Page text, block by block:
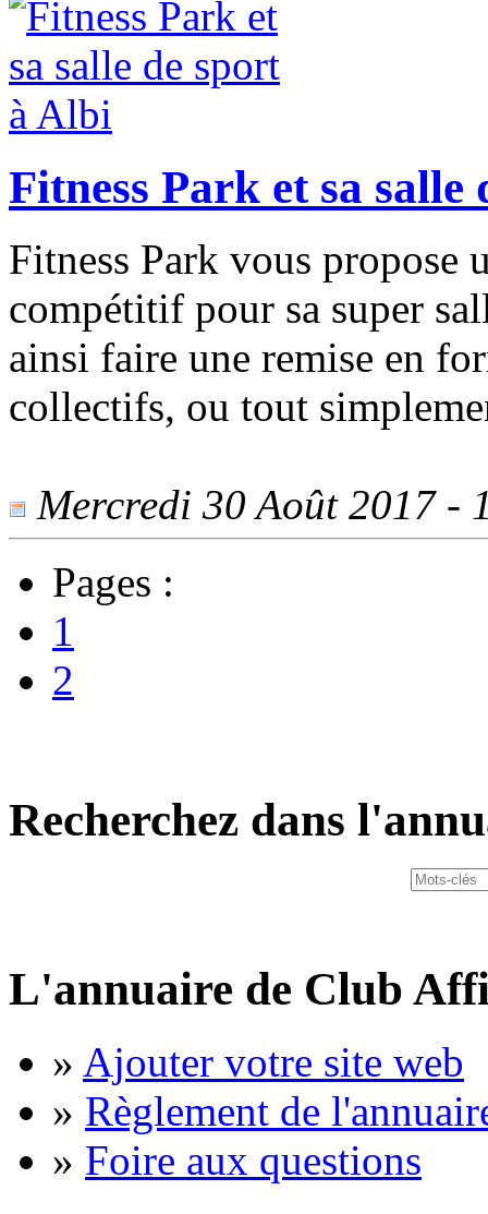
Fitness Park et sa
Fitness Park vous propose
compétitif pour sa super
ainsi faire une remise en
collectifs, ou tout
Mercredi 30 Août 2017 -
Pages :
1
2
Recherchez dans
L'annuaire de Club
» Ajouter votre site web
» Règlement de
» Foire aux questions